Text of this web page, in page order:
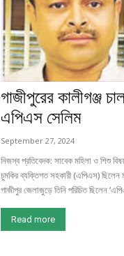
গাজীপুরের কালীগঞ্জ
এপিএস সেলিম
September 27, 2024
নিজস্ব প্রতিবেদক: সাবেক মহিলা ও শিশু
চুমকির ব্যক্তিগত সহকারী (এপিএস)
গাজীপুর জেলাজুড়ে তিনি পরিচিত ছিলেন
Read more